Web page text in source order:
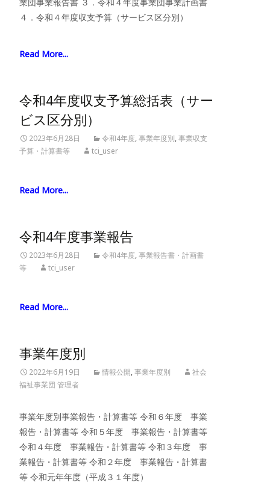
４．令和４年度収支予算（サービス区分別）
Read More...
令和4年度収支予算総括表（サー
ビス区分別）
2023年6月28日 令和4年度,事業年度別,事業収支
予算・計算書等
tci_user
Read More...
令和4年度事業報告
2023年6月28日 令和4年度,事業報告書・計画書
等
tci_user
Read More...
事業年度別
2022年6月19日 情報公開,事業年度別
社会
福祉事業団 管理者
事業年度別事業報告・計算書等 令和６年度 事業
報告・計算書等 令和５年度 事業報告・計算書等
令和４年度 事業報告・計算書等 令和３年度 事
業報告・計算書等 令和２年度 事業報告・計算書
等 令和元年年度（平成３１年度）